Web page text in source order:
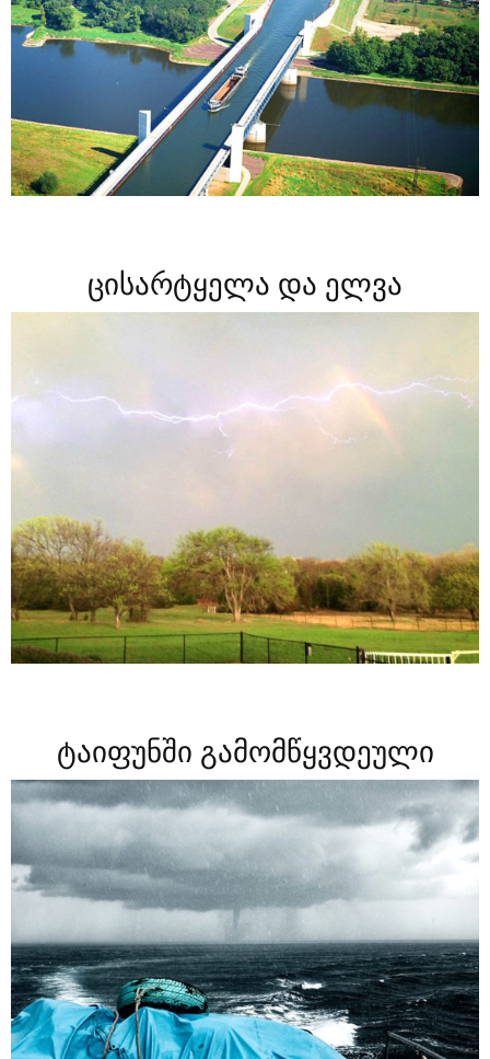
ცისარტყელა და ელვა
ტაიფუნში გამომწყვდეული